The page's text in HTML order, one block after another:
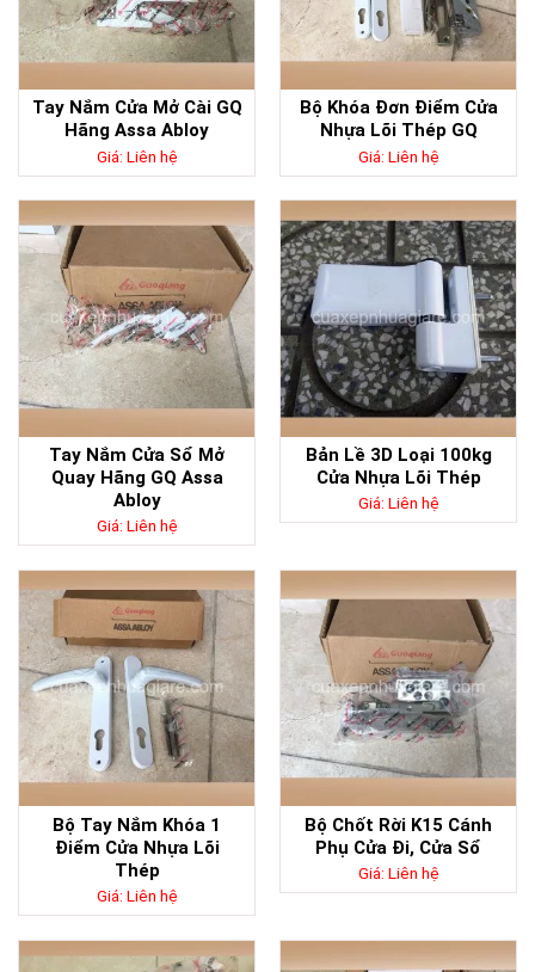
Tay Nắm Cửa Mở Cài GQ
Hãng Assa Abloy
Giá: Liên hệ
Bộ Khóa Đơn Điểm Cửa
Nhựa Lõi Thép GQ
Giá: Liên hệ
Tay Nắm Cửa Sổ Mở
Quay Hãng GQ Assa
Abloy
Giá: Liên hệ
Bản Lề 3D Loại 100kg
Cửa Nhựa Lõi Thép
Giá: Liên hệ
Bộ Tay Nắm Khóa 1
Điểm Cửa Nhựa Lõi
Thép
Giá: Liên hệ
Bộ Chốt Rời K15 Cánh
Phụ Cửa Đi, Cửa Sổ
Giá: Liên hệ